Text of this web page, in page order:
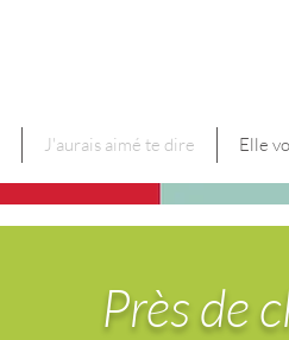
J'aurais aimé te dire Elle
Près de